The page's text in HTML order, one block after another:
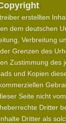
erstellten
dem deutschen
Verbreitung
Grenzen des
Zustimmung des
und Kopien
Seite nicht
Dritter
Dritter als